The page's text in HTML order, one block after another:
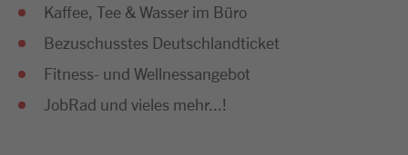
Kaffee, Tee & Wasser im Büro
Bezuschusstes Deutschlandticket
Fitness- und Wellnessangebot
JobRad und vieles mehr...!